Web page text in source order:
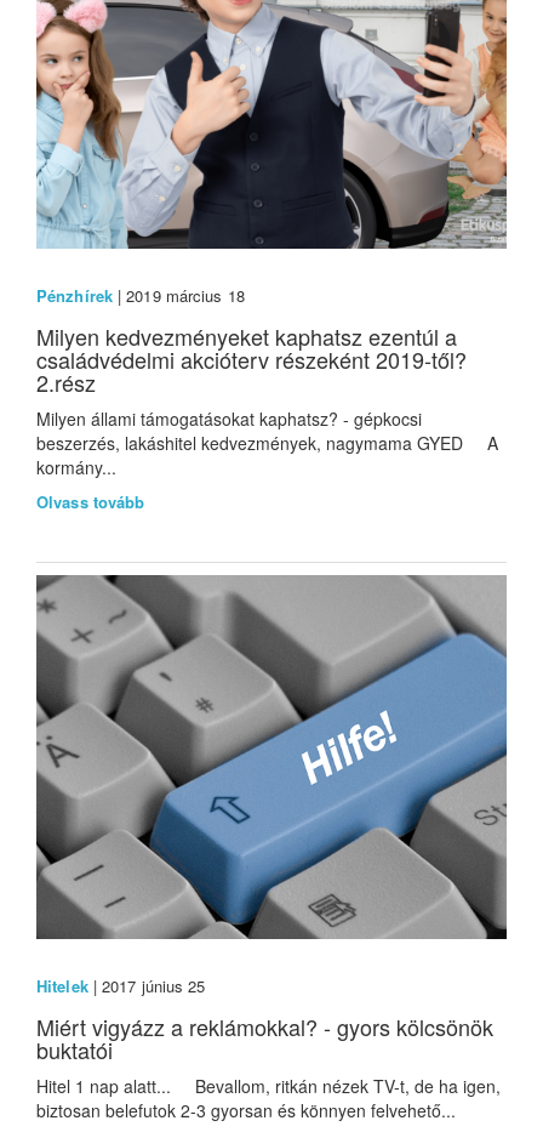
Pénzhírek| 2019 március 18
Milyen kedvezményeket kaphatsz ezentúl a
családvédelmi akcióterv részeként 2019-től?
2.rész
Milyen állami támogatásokat kaphatsz? - gépkocsi
beszerzés, lakáshitel kedvezmények, nagymama GYED A
kormány...
Olvass tovább
Hitelek| 2017 június 25
Miért vigyázz a reklámokkal? - gyors kölcsönök
buktatói
Hitel 1 nap alatt... Bevallom, ritkán nézek TV-t, de ha igen,
biztosan belefutok 2-3 gyorsan és könnyen felvehető...